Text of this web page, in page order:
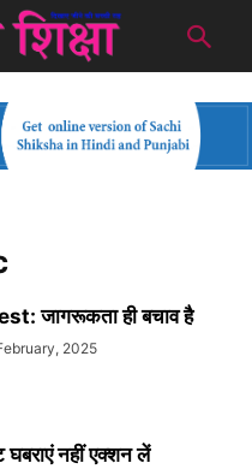
जागरूकता ही बचाव है
2025
नहीं एक्शन लें